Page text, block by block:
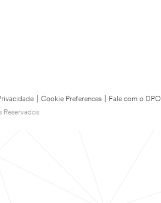
Cookie Preferences
Fale com o DPO